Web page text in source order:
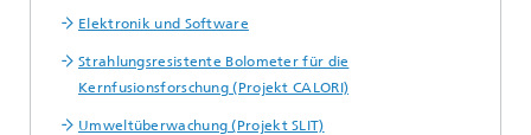
Elektronik und Software
Strahlungsresistente Bolometer für die
Kernfusionsforschung (Projekt CALORI)
Umweltüberwachung (Projekt SLIT)